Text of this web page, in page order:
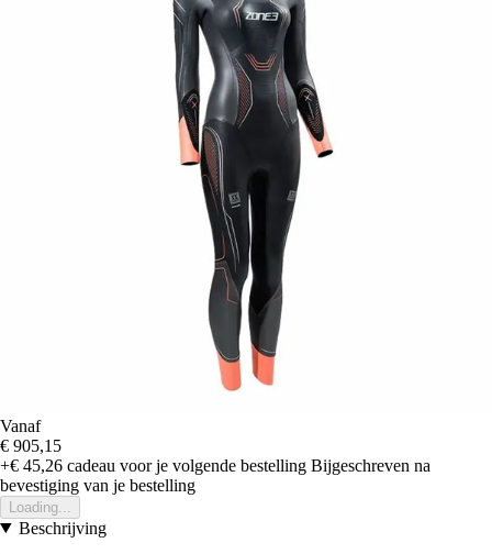
Vanaf
€ 905,15
+€ 45,26 cadeau voor je volgende bestelling Bijgeschreven na
bevestiging van je bestelling
Loading...
Beschrijving